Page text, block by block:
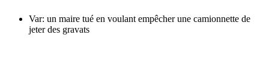
Var: un maire tué en voulant empêcher une camionnette de
jeter des gravats